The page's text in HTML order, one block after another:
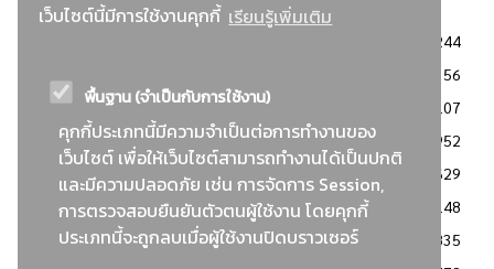
เว็บไซต์นี้มีการใช้งานคุกกี้ เรียนรู้เพิ่มเติม
พื้นฐาน (จำเป็นกับการใช้งาน)
คุกกี้ประเภทนี้มีความจำเป็นต่อการทำงานของ
เว็บไซต์ เพื่อให้เว็บไซต์สามารถทำงานได้เป็นปกติ
และมีความปลอดภัย เช่น การจัดการ Session,
การตรวจสอบยืนยันตัวตนผู้ใช้งาน โดยคุกกี้
ประเภทนี้จะถูกลบเมื่อผู้ใช้งานปิดบราวเซอร์
3244
2356
: วิธีเฉพาะเจาะจง
2107
ข่าวสาร/ประกาศ
1952
: เอกสารส่งเสริมความโปร่งใสในการจัดซื้อจัดจ้าง
1629
ข่าวสารจัดซื้อจัดจ้าง
1148
: แผนการจัดซื้อจัดจ้าง
835